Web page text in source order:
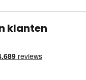
klanten